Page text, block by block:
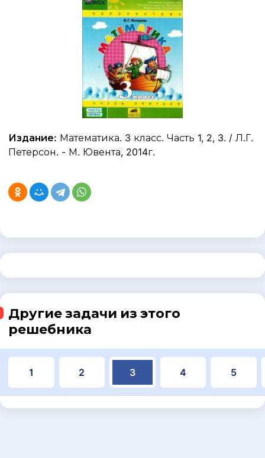
Издание: Математика. 3 класс. Часть 1, 2, 3. / Л.Г.
Петерсон. - М. Ювента, 2014г.
Другие задачи из этого
решебника
1 2 3 4 5